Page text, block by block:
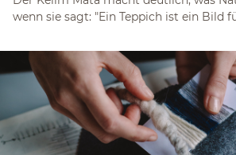
wenn sie sagt: "Ein Teppich ist ein Bild